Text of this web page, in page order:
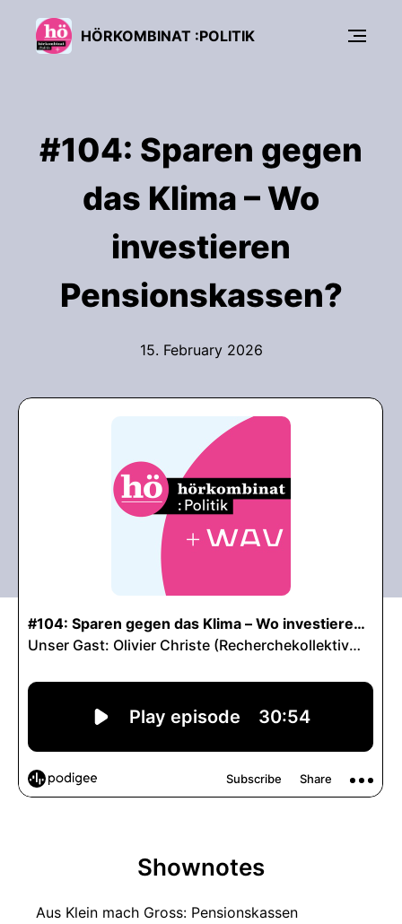
HÖRKOMBINAT :POLITIK
#104: Sparen gegen
das Klima – Wo
investieren
Pensionskassen?
15. February 2026
Shownotes
Aus Klein mach Gross: Pensionskassen